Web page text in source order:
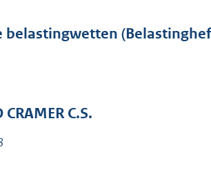
a
r
belastingwetten
C.S.